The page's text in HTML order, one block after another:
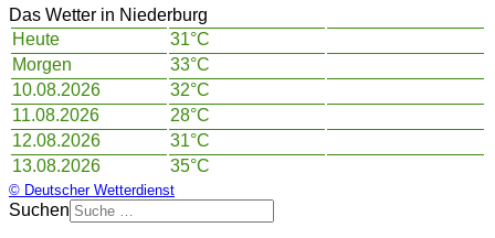
Das Wetter in Niederburg
Heute
31°C
Morgen
33°C
10.08.2026
32°C
11.08.2026
28°C
12.08.2026
31°C
13.08.2026
35°C
© Deutscher Wetterdienst
Suchen